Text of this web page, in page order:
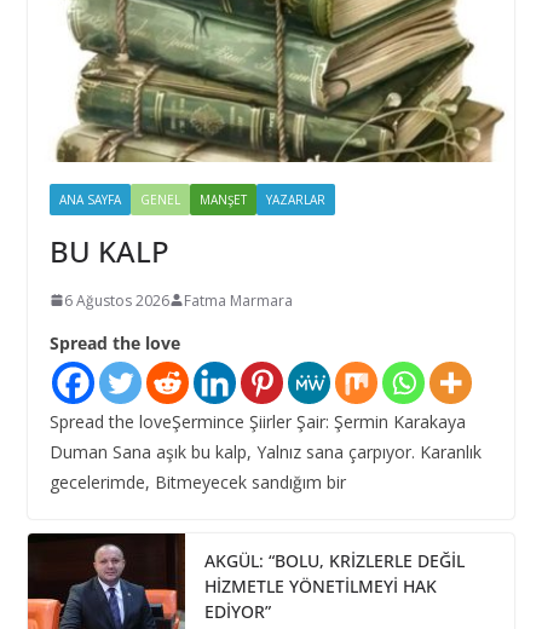
ANA SAYFA GENEL MANŞET YAZARLAR
BU KALP
6 Ağustos 2026 Fatma Marmara
Spread the love
Spread the loveŞermince Şiirler Şair: Şermin Karakaya
Duman Sana aşık bu kalp, Yalnız sana çarpıyor. Karanlık
gecelerimde, Bitmeyecek sandığım bir
AKGÜL: “BOLU, KRİZLERLE DEĞİL
HİZMETLE YÖNETİLMEYİ HAK
EDİYOR”